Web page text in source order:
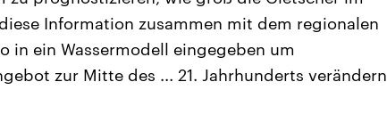
Information zusammen mit dem regionalen
in ein Wassermodell eingegeben um
zur Mitte des ... 21. Jahrhunderts verändern